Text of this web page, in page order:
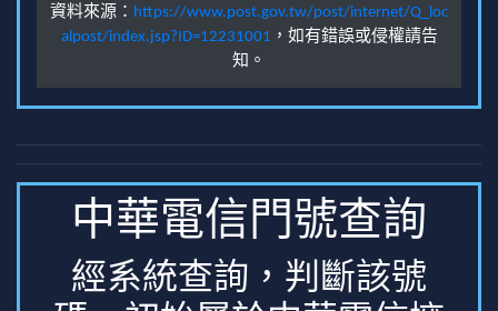
資料來源： https://www.post.gov.tw/post/internet/Q_loc
alpost/index.jsp?ID=12231001 ，如有錯誤或侵權請告
知。
中華電信門號查詢
經系統查詢，判斷該號